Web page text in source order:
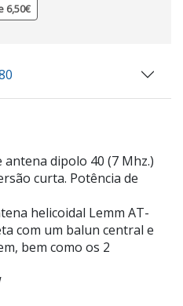
6,50€
antena dipolo 40 (7 Mhz.)
curta. Potência de
helicoidal Lemm AT-
com um balun central e
bem como os 2